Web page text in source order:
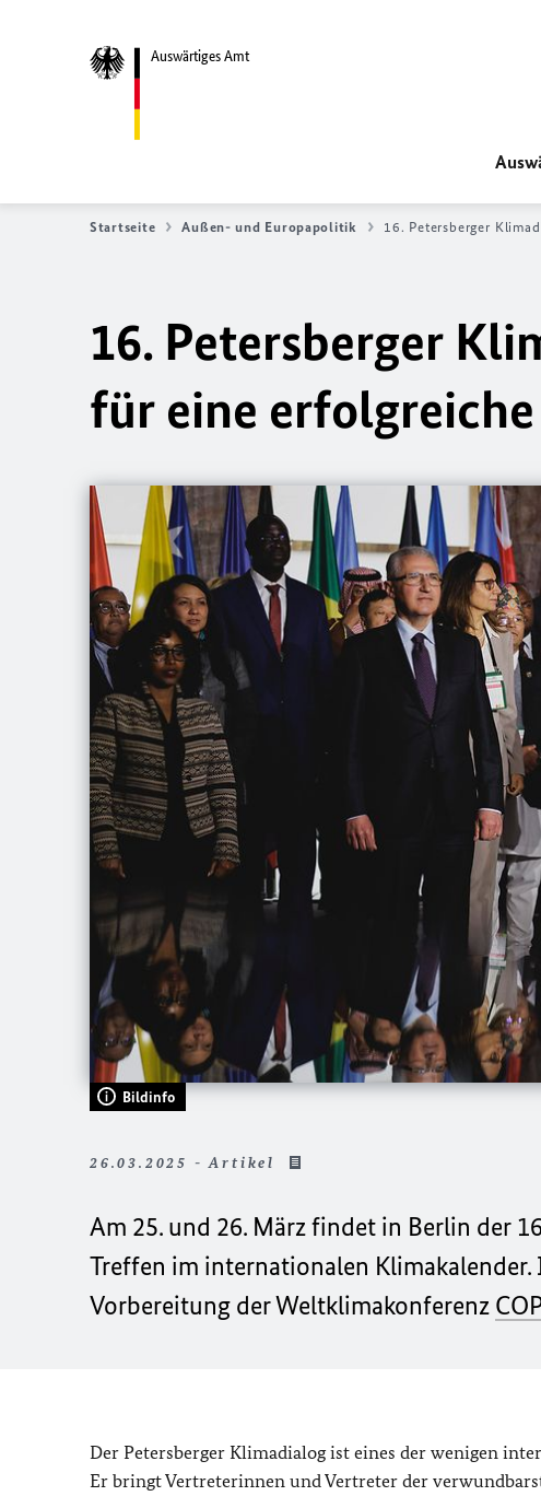
Auswärtiges Amt
Startseite Außen- und Europapolitik 16. Petersberger
16. Petersberger
für eine erfolgreiche
Bildinfo
26.03.2025 - Artikel
Am 25. und 26. März findet in Berlin der
Treffen im internationalen
Vorbereitung der Weltklimakonferenz
Der Petersberger Klimadialog ist eines der wenigen
Er bringt Vertreterinnen und Vertreter der